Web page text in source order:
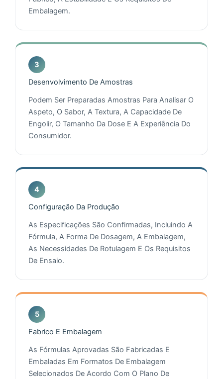
Embalagem.
Desenvolvimento De Amostras
Podem Ser Preparadas Amostras Para Analisar O
Aspeto, O Sabor, A Textura, A Capacidade De
Engolir, O Tamanho Da Dose E A Experiência Do
Consumidor.
Configuração Da Produção
As Especificações São Confirmadas, Incluindo A
Fórmula, A Forma De Dosagem, A Embalagem,
As Necessidades De Rotulagem E Os Requisitos
De Ensaio.
Fabrico E Embalagem
As Fórmulas Aprovadas São Fabricadas E
Embaladas Em Formatos De Embalagem
Selecionados De Acordo Com O Plano De